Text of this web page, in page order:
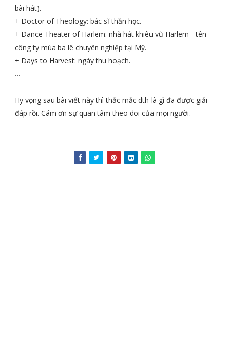
bài hát).
+ Doctor of Theology: bác sĩ thần học.
+ Dance Theater of Harlem: nhà hát khiêu vũ Harlem - tên
công ty múa ba lê chuyên nghiệp tại Mỹ.
+ Days to Harvest: ngày thu hoạch.
…
Hy vọng sau bài viết này thì thắc mắc dth là gì đã được giải
đáp rồi. Cám ơn sự quan tâm theo dõi của mọi người.